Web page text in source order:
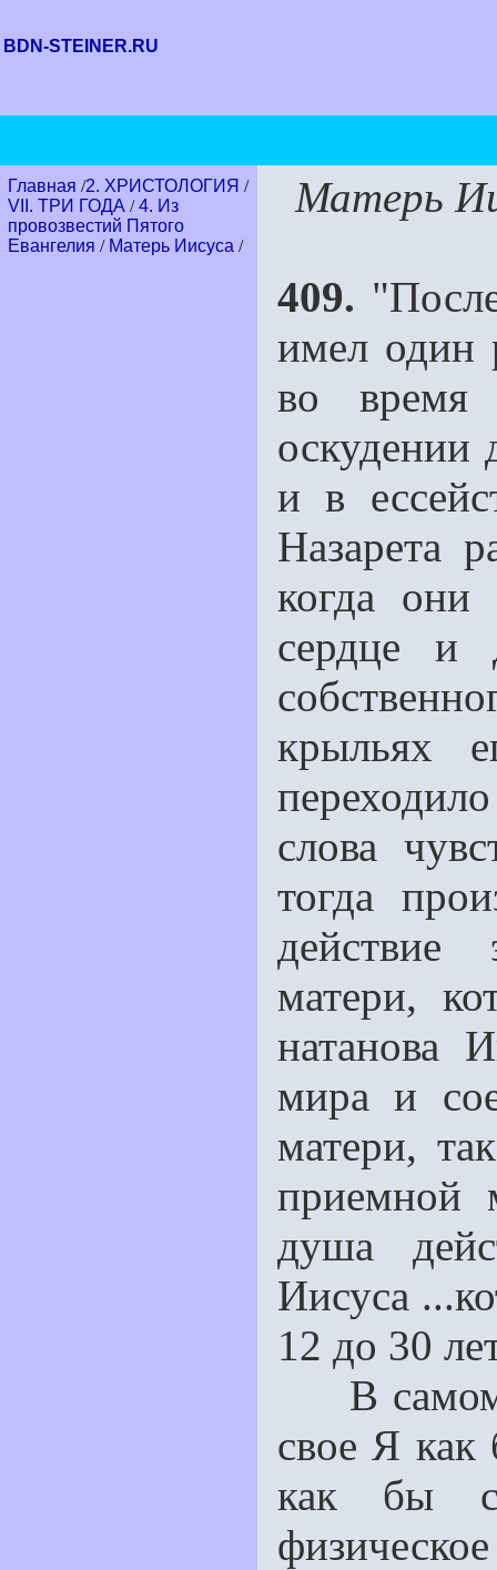
BDN-STEINER.RU
Главная /2. ХРИСТОЛОГИЯ /
VII. ТРИ ГОДА /4. Из
провозвестий Пятого
Евангелия / Матерь Иисуса /
Матерь
409.
имел один
во время
оскудении
и в
Назарета
когда они
сердце и
крыльях
слова
тогда
действие
матери,
натанова
мира и
матери,
приемной
душа
Иисуса
12 до 30
В самом
свое Я как
как бы